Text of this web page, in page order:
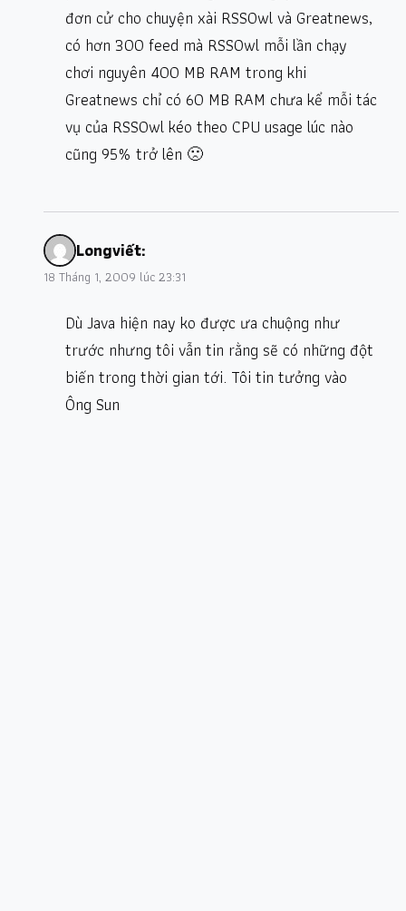
đơn cử cho chuyện xài RSSOwl và Greatnews,
có hơn 300 feed mà RSSOwl mỗi lần chạy
chơi nguyên 400 MB RAM trong khi
Greatnews chỉ có 60 MB RAM chưa kể mỗi tác
vụ của RSSOwl kéo theo CPU usage lúc nào
cũng 95% trở lên 🙁
Longviết:
18 Tháng 1, 2009 lúc 23:31
Dù Java hiện nay ko được ưa chuộng như
trước nhưng tôi vẫn tin rằng sẽ có những đột
biến trong thời gian tới. Tôi tin tưởng vào
Ông Sun